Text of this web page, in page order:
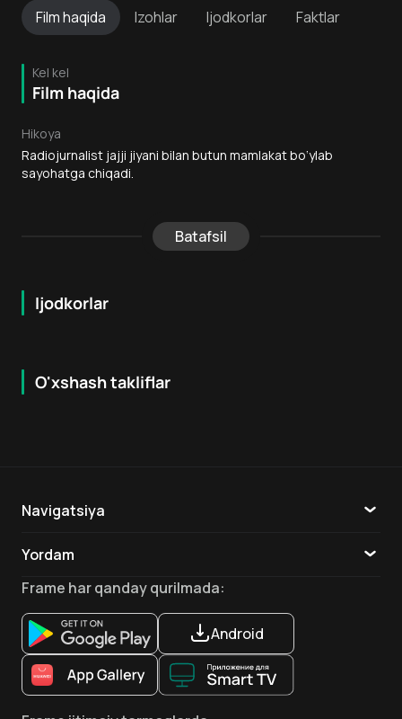
Filmhaqida Izohlar Ijodkorlar Faktlar
Kel kel
Film haqida
Hikoya
Radiojurnalist jajji jiyani bilan butun mamlakat bo‘ylab
sayohatga chiqadi.
Batafsil
Ijodkorlar
O'xshash takliflar
16 +
Navigatsiya
Yordam
Aloqa
Ilovalar
Frame har qanday qurilmada:
Android